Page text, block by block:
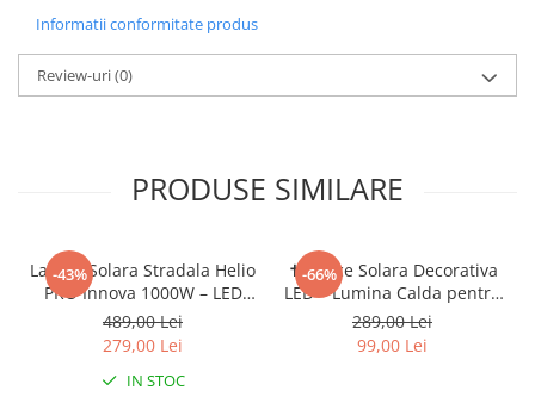
Informatii conformitate produs
Review-uri(0)
PRODUSE SIMILARE
-43%
Lampa Solara Stradala Helio
PRO Innova 1000W – LED
80 000 lm, Senzor Miscare,
Senzor Lumina IP66,
Prindere + Cadou Surpriza
489,00 Lei
279,00 Lei
IN STOC
-66%
✝️ Cruce Solara Decorativa
LED – Lumina Calda pentru
Comemorare si Liniste
289,00 Lei
99,00 Lei